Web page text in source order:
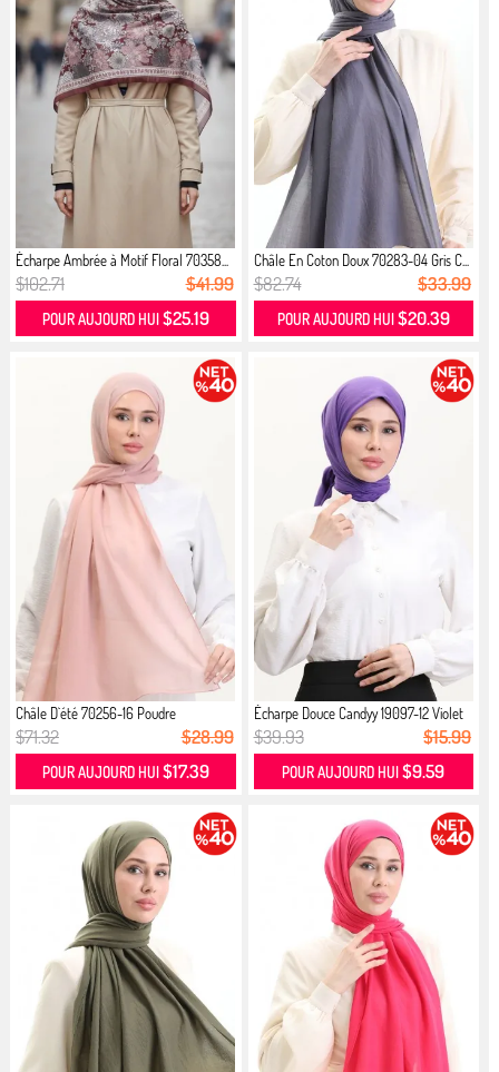
Écharpe Ambrée à Motif Floral 70358...
$102.71 $41.99
POUR AUJOURD HUI $25.19
Châle En Coton Doux 70283-04 Gris C...
$82.74 $33.99
POUR AUJOURD HUI $20.39
Châle D`été 70256-16 Poudre
$71.32 $28.99
POUR AUJOURD HUI $17.39
Écharpe Douce Candyy 19097-12 Violet
$39.93 $15.99
POUR AUJOURD HUI$9.59